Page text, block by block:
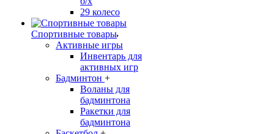
29 колесо
Спортивные товары
Активные игры
Инвентарь для
активных игр
Бадминтон +
Воланы для
бадминтона
Ракетки для
бадминтона